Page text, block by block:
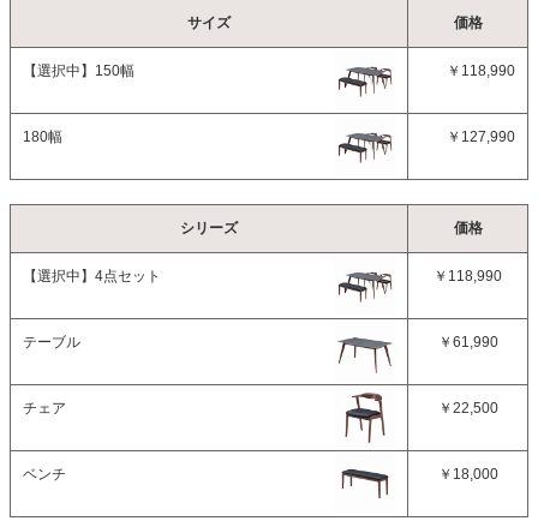
サイズ 価格
【選択中】 150幅 ￥118,990
180幅 ￥127,990
シリーズ 価格
【選択中】 4点セット ￥118,990
テーブル ￥61,990
チェア ￥22,500
ベンチ ￥18,000